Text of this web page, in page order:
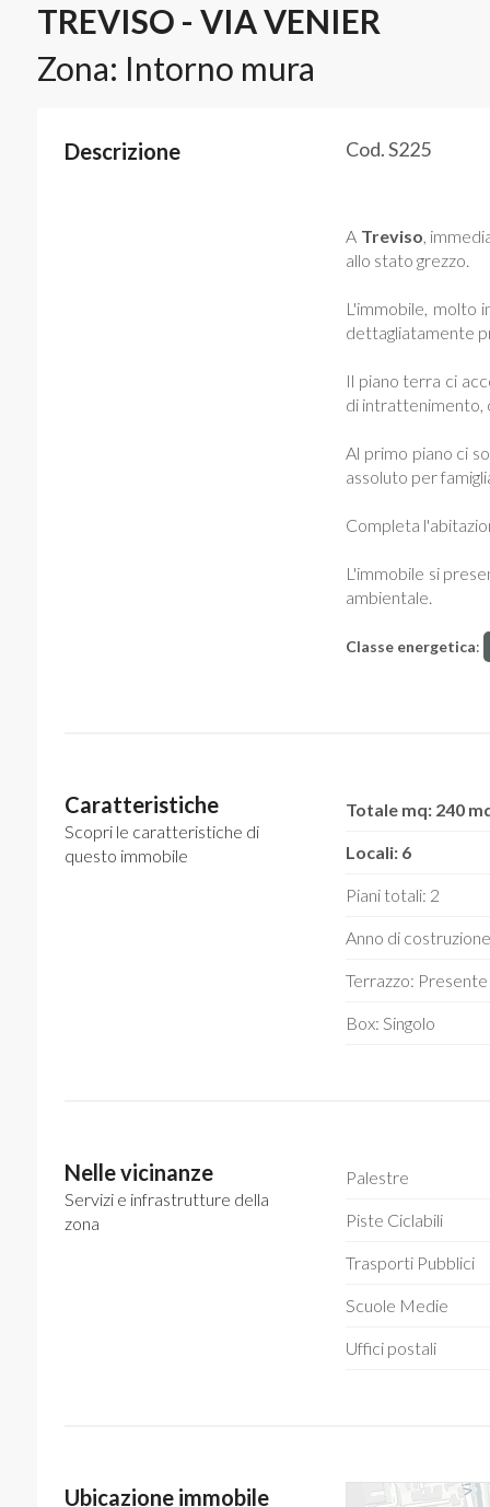
TREVISO - VIA VENIER
Zona: Intorno mura
Descrizione Cod. S225
A Treviso,
allo stato grezzo.
L'immobile, molto
dettagliatamente
Il piano terra ci
di intrattenimento,
Al primo piano ci
assoluto per
Completa
L'immobile si
ambientale.
Classe energetica:
Caratteristiche
Scopri le caratteristiche di
questo immobile
Totale mq: 240
Locali: 6
Piani totali: 2
Anno di
Terrazzo: Presente
Box: Singolo
Nelle vicinanze
Servizi e infrastrutture della
zona
Palestre
Piste Ciclabili
Trasporti Pubblici
Scuole Medie
Uffici postali
Ubicazione immobile